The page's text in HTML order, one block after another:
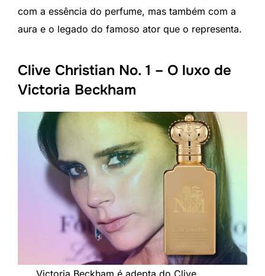
com a essência do perfume, mas também com a
aura e o legado do famoso ator que o representa.
Clive Christian No. 1 – O luxo de
Victoria Beckham
Victoria Beckham é adepta do Clive